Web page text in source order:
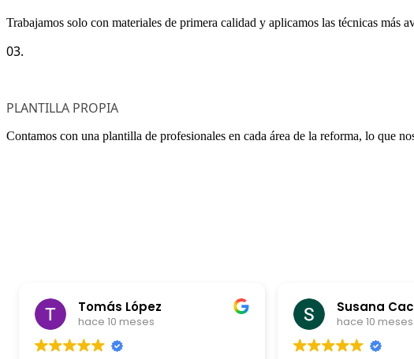
Trabajamos solo con materiales de primera calidad y aplicamos las técnicas más
03.
PLANTILLA PROPIA
Contamos con una plantilla de profesionales en cada área de la reforma, lo que
Tomás López
hace 10 meses
Susana
hace 10 meses